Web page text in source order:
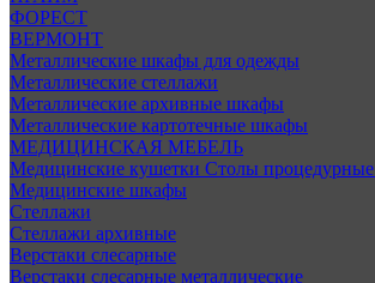
ФОРЕСТ
ВЕРМОНТ
Металлические шкафы для одежды
Металлические стеллажи
Металлические архивные шкафы
Металлические картотечные шкафы
МЕДИЦИНСКАЯ МЕБЕЛЬ
Медицинские кушетки Столы процедурные
Медицинские шкафы
Стеллажи
Стеллажи архивные
Верстаки слесарные
Верстаки слесарные металлические